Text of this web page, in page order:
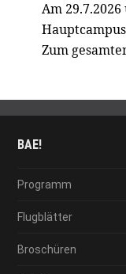
Am
Zum
BAE!
Programm
Flugblätter
Broschüren